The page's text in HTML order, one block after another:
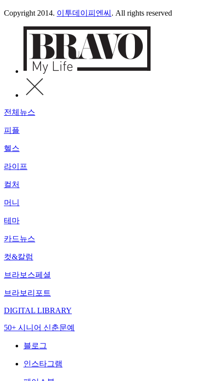
Copyright 2014. 이투데이피엔씨 . All rights reserved
전체뉴스
피플
헬스
라이프
컬처
머니
테마
카드뉴스
컷&칼럼
브라보스페셜
브라보리포트
DIGITAL LIBRARY
50+ 시니어 신춘문예
블로그
인스타그램